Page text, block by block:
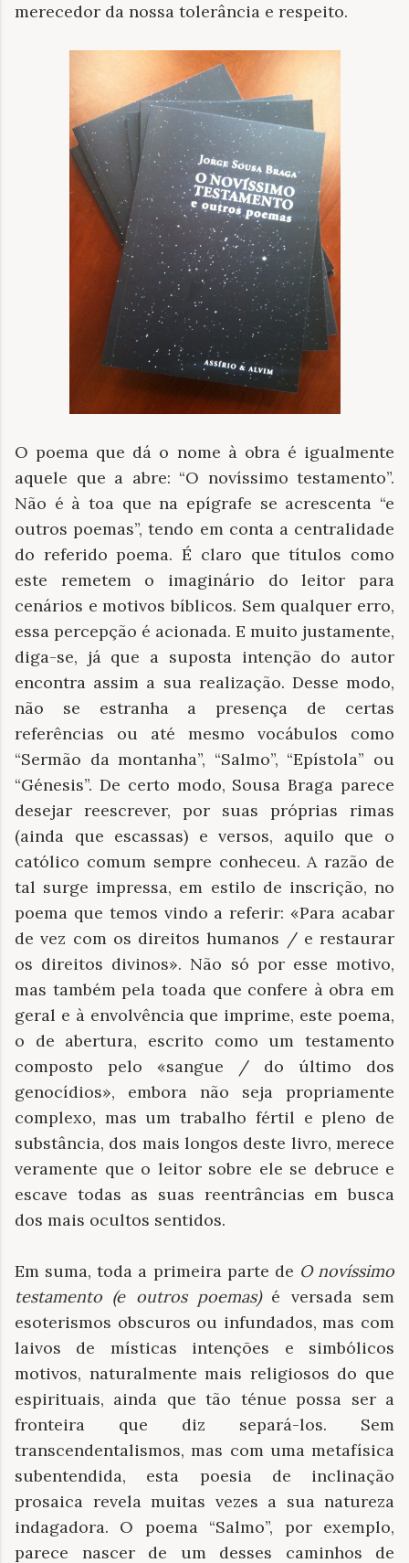
merecedor da nossa tolerância e respeito.
O poema que dá o nome à obra é igualmente
aquele que a abre: “O novíssimo testamento”.
Não é à toa que na epígrafe se acrescenta “e
outros poemas”, tendo em conta a centralidade
do referido poema. É claro que títulos como
este remetem o imaginário do leitor para
cenários e motivos bíblicos. Sem qualquer erro,
essa percepção é acionada. E muito justamente,
diga-se, já que a suposta intenção do autor
encontra assim a sua realização. Desse modo,
não se estranha a presença de certas
referências ou até mesmo vocábulos como
“Sermão da montanha”, “Salmo”, “Epístola” ou
“Génesis”. De certo modo, Sousa Braga parece
desejar reescrever, por suas próprias rimas
(ainda que escassas) e versos, aquilo que o
católico comum sempre conheceu. A razão de
tal surge impressa, em estilo de inscrição, no
poema que temos vindo a referir: «Para acabar
de vez com os direitos humanos / e restaurar
os direitos divinos». Não só por esse motivo,
mas também pela toada que confere à obra em
geral e à envolvência que imprime, este poema,
o de abertura, escrito como um testamento
composto pelo «sangue / do último dos
genocídios», embora não seja propriamente
complexo, mas um trabalho fértil e pleno de
substância, dos mais longos deste livro, merece
veramente que o leitor sobre ele se debruce e
escave todas as suas reentrâncias em busca
dos mais ocultos sentidos.
Em suma, toda a primeira parte de O novíssimo
testamento (e outros poemas)é versada sem
esoterismos obscuros ou infundados, mas com
laivos de místicas intenções e simbólicos
motivos, naturalmente mais religiosos do que
espirituais, ainda que tão ténue possa ser a
fronteira que diz separá-los. Sem
transcendentalismos, mas com uma metafísica
subentendida, esta poesia de inclinação
prosaica revela muitas vezes a sua natureza
indagadora. O poema “Salmo”, por exemplo,
parece nascer de um desses caminhos de